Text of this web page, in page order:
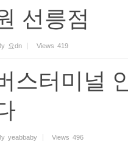
선릉점
요dn Views 419
스터미널
yeabbaby Views 496